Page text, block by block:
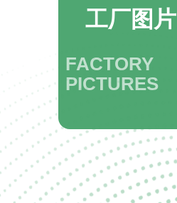
工厂图片
FACTORY
PICTURES